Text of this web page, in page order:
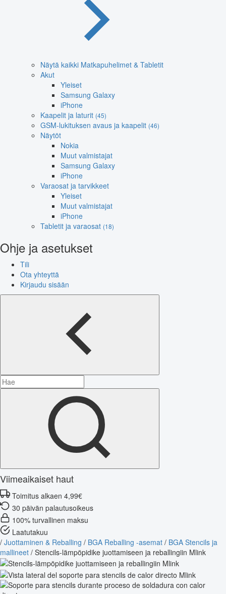
Näytä kaikki Matkapuhelimet & Tabletit
Akut
Yleiset
Samsung Galaxy
iPhone
Kaapelit ja laturit (45)
GSM-lukituksen avaus ja kaapelit (46)
Näytöt
Nokia
Muut valmistajat
Samsung Galaxy
iPhone
Varaosat ja tarvikkeet
Yleiset
Muut valmistajat
iPhone
Tabletit ja varaosat (18)
Ohje ja asetukset
Tili
Ota yhteyttä
Kirjaudu sisään
Viimeaikaiset haut
Toimitus alkaen 4,99€
30 päivän palautusoikeus
100% turvallinen maksu
Laatutakuu
/ Juottaminen & Reballing / BGA Reballing -asemat / BGA Stencils ja
mallineet / Stencils-lämpöpidike juottamiseen ja reballingiin Mlink